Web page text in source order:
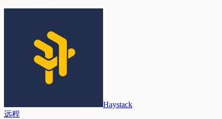
Haystack
远程